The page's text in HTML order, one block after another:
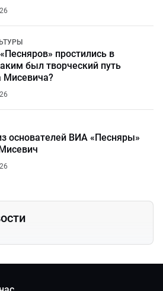
простились в
был творческий путь
Мисевича?
основателей ВИА «Песняры»